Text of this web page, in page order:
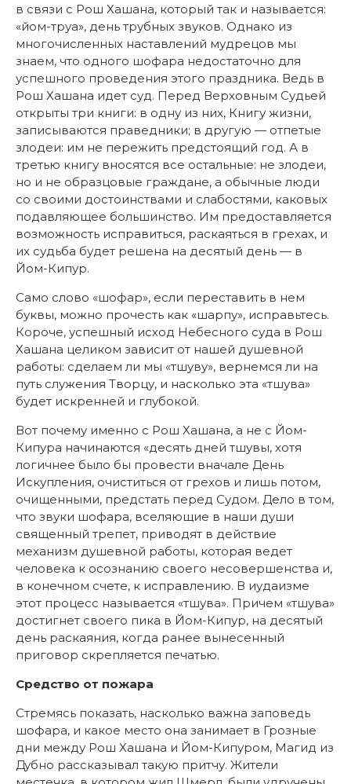
в связи с Рош Хашана, который так и называется:
«йом-труа», день трубных звуков. Однако из
многочисленных наставлений мудрецов мы
знаем, что одного шофара недостаточно для
успешного проведения этого праздника. Ведь в
Рош Хашана идет суд. Перед Верховным Судьей
открыты три книги: в одну из них, Книгу жизни,
записываются праведники; в другую — отпетые
злодеи: им не пережить предстоящий год. А в
третью книгу вносятся все остальные: не злодеи,
но и не образцовые граждане, а обычные люди
со своими достоинствами и слабостями, каковых
подавляющее большинство. Им предоставляется
возможность исправиться, раскаяться в грехах, и
их судьба будет решена на десятый день — в
Йом-Кипур.
Само слово «шофар», если переставить в нем
буквы, можно прочесть как «шарпу», исправьтесь.
Короче, успешный исход Небесного суда в Рош
Хашана целиком зависит от нашей душевной
работы: сделаем ли мы «тшуву», вернемся ли на
путь служения Творцу, и насколько эта «тшува»
будет искренней и глубокой.
Вот почему именно с Рош Хашана, а не с Йом-
Кипура начинаются «десять дней тшувы, хотя
логичнее было бы провести вначале День
Искупления, очиститься от грехов и лишь потом,
очищенными, предстать перед Судом. Дело в том,
что звуки шофара, вселяющие в наши души
священный трепет, приводят в действие
механизм душевной работы, которая ведет
человека к осознанию своего несовершенства и,
в конечном счете, к исправлению. В иудаизме
этот процесс называется «тшува». Причем «тшува»
достигнет своего пика в Йом-Кипур, на десятый
день раскаяния, когда ранее вынесенный
приговор скрепляется печатью.
Средство от пожара
Стремясь показать, насколько важна заповедь
шофара, и какое место она занимает в Грозные
дни между Рош Хашана и Йом-Кипуром, Магид из
Дубно рассказывал такую притчу. Жители